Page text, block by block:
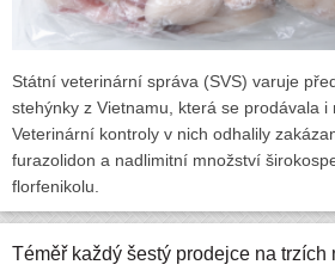
Státní veterinární správa (SVS) varuje
stehýnky z Vietnamu, která se prodávala i
Veterinární kontroly v nich odhalily
furazolidon a nadlimitní množství
florfenikolu.
Téměř každý šestý prodejce na